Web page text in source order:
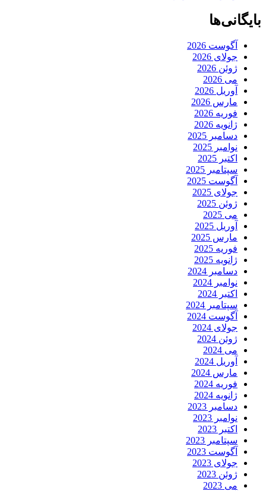
بایگانی‌ها
آگوست 2026
جولای 2026
ژوئن 2026
می 2026
آوریل 2026
مارس 2026
فوریه 2026
ژانویه 2026
دسامبر 2025
نوامبر 2025
اکتبر 2025
سپتامبر 2025
آگوست 2025
جولای 2025
ژوئن 2025
می 2025
آوریل 2025
مارس 2025
فوریه 2025
ژانویه 2025
دسامبر 2024
نوامبر 2024
اکتبر 2024
سپتامبر 2024
آگوست 2024
جولای 2024
ژوئن 2024
می 2024
آوریل 2024
مارس 2024
فوریه 2024
ژانویه 2024
دسامبر 2023
نوامبر 2023
اکتبر 2023
سپتامبر 2023
آگوست 2023
جولای 2023
ژوئن 2023
می 2023